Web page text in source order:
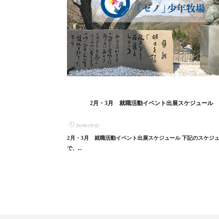
2月・3月 就職活動イベント出展スケジュール
2024年2月5日
2月・3月 就職活動イベント出展スケジュール 下記のスケジ
で、...